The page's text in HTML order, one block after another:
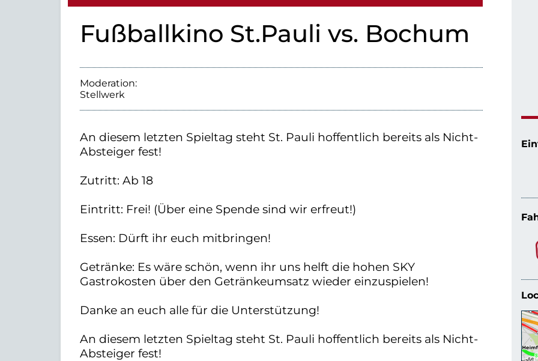
Fußballkino St.Pauli vs. Bochum
Moderation:
Stellwerk
An diesem letzten Spieltag steht St. Pauli hoffentlich bereits als Nicht-
Absteiger fest!
Zutritt: Ab 18
Eintritt: Frei! (Über eine Spende sind wir erfreut!)
Essen: Dürft ihr euch mitbringen!
Getränke: Es wäre schön, wenn ihr uns helft die hohen SKY
Gastrokosten über den Getränkeumsatz wieder einzuspielen!
Danke an euch alle für die Unterstützung!
An diesem letzten Spieltag steht St. Pauli hoffentlich bereits als Nicht-
Absteiger fest!